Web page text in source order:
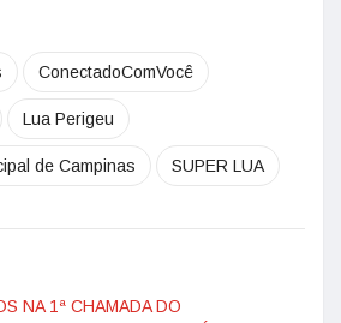
ConectadoComVocê
Lua Perigeu
de Campinas SUPER LUA
NA 1ª CHAMADA DO